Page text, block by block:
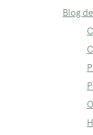
Blog